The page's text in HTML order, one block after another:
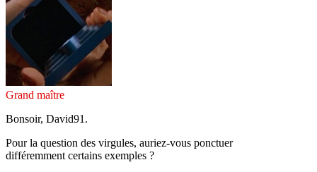
Grand maître
Bonsoir, David91.
Pour la question des virgules, auriez-vous ponctuer
différemment certains exemples ?